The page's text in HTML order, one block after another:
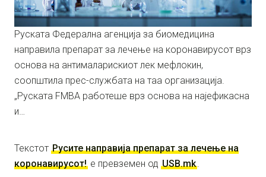
Руската Федерална агенција за биомедицина
направила препарат за лечење на коронавирусот врз
основа на антималарискиот лек мефлокин,
соопштила прес-службата на таа организација.
„Руската FMBA работеше врз основа на најефикасна
и…
Текстот Русите направија препарат за лечење на
коронавирусот! е превземен од USB.mk